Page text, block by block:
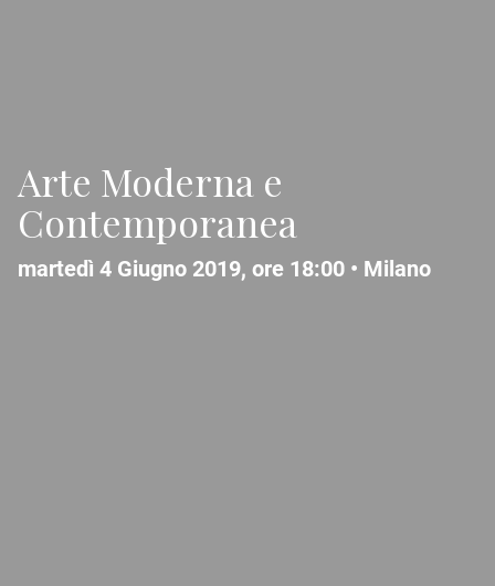
Arte Moderna e
Contemporanea
martedì 4 Giugno 2019, ore 18:00 • Milano